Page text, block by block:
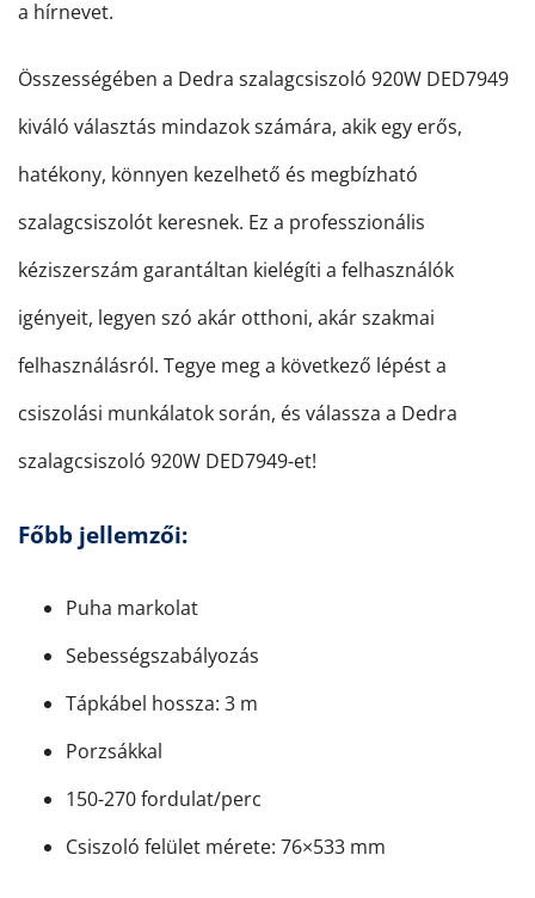
a hírnevet.
Összességében a Dedra szalagcsiszoló 920W DED7949
kiváló választás mindazok számára, akik egy erős,
hatékony, könnyen kezelhető és megbízható
szalagcsiszolót keresnek. Ez a professzionális
kéziszerszám garantáltan kielégíti a felhasználók
igényeit, legyen szó akár otthoni, akár szakmai
felhasználásról. Tegye meg a következő lépést a
csiszolási munkálatok során, és válassza a Dedra
szalagcsiszoló 920W DED7949-et!
Főbb jellemzői:
Puha markolat
Sebességszabályozás
Tápkábel hossza: 3 m
Porzsákkal
150-270 fordulat/perc
Csiszoló felület mérete: 76×533 mm